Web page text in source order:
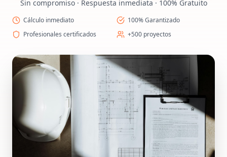
Sin compromiso · Respuesta inmediata · 100% Gratuito
Cálculo inmediato
100% Garantizado
Profesionales certificados
+500 proyectos